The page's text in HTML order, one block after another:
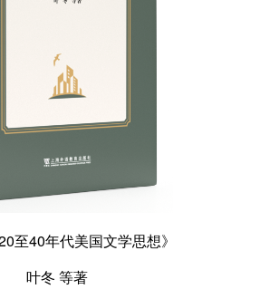
至40年代美国文学思想》
叶冬 等著